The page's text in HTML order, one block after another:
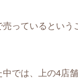
売っているとい
では、上の4店